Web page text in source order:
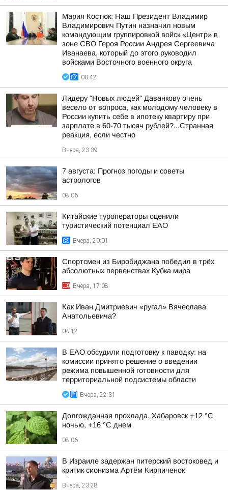
Мария Костюк: Наш Президент Владимир
Владимирович Путин назначил новым
командующим группировкой войск «Центр» в
зоне СВО Героя России Андрея Сергеевича
Иванаева, который до этого руководил
войсками Восточного военного округа
00:42
Лидеру "Новых людей" Даванкову очень
весело от вопроса, как молодому человеку в
России купить себе в ипотеку квартиру при
зарплате в 60-70 тысяч рублей?...Странная
реакция, если честно
Вчера, 23:39
7 августа: Прогноз погоды и советы
астрологов
08:06
Китайские туроператоры оценили
туристический потенциал ЕАО
Вчера, 20:01
Спортсмен из Биробиджана победил в трёх
абсолютных первенствах Кубка мира
Вчера, 17:08
Как Иван Дмитриевич «ругал» Вячеслава
Анатольевича?
08:12
В ЕАО обсудили подготовку к паводку: на
комиссии принято решение о введении
режима повышенной готовности для
территориальной подсистемы области
Вчера, 22:31
Долгожданная прохлада. Хабаровск +12 °C
ночью, +16 °C днем
08:06
В Израиле задержан питерский востоковед и
критик сионизма Артём Кирпиченок
Вчера, 23:28